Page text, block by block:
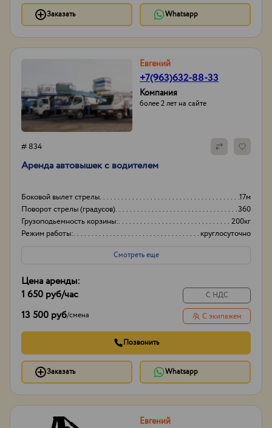
Заказать Whatsapp
Евгений
+7(963)632-88-33
Компания
более 2 лет на сайте
# 834
Аренда автовышек с водителем
Боковой вылет стрелы
17м
Поворот стрелы (градусов)
360
Грузоподьемность корзины:
200кг
Режим работы:
круглосуточно
Смотреть еще
Цена аренды:
1 650 руб/час
13 500 руб/смена
С НДС
С экипажем
Позвонить
Заказать Whatsapp
Евгений